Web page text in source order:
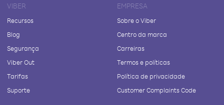
VIBER
Recursos
Blog
Segurança
Viber Out
Tarifas
Suporte
EMPRESA
Sobre o Viber
Centro da marca
Carreiras
Termos e políticas
Política de privacidade
Customer Complaints Code